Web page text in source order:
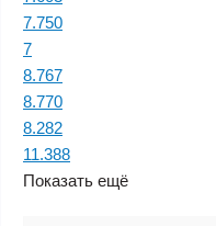
7.750
7
8.767
8.770
8.282
11.388
Показать ещё